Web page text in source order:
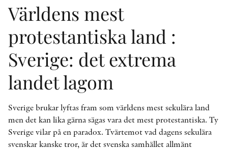
Världens mest
protestantiska land :
Sverige: det extrema
landet lagom
Sverige brukar lyftas fram som världens mest sekulära land
men det kan lika gärna sägas vara det mest protestantiska. Ty
Sverige vilar på en paradox. Tvärtemot vad dagens sekulära
svenskar kanske tror, är det svenska samhället allmänt